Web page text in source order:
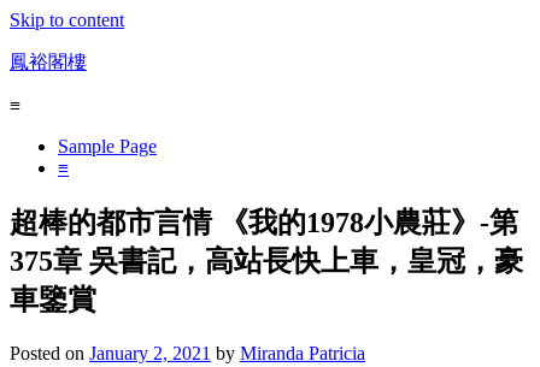
Skip to content
鳳裕閣樓
≡
Sample Page
≡
超棒的都市言情 《我的1978小農莊》-第
375章 吳書記，高站長快上車，皇冠，豪
車鑒賞
Posted on January 2, 2021 by Miranda Patricia